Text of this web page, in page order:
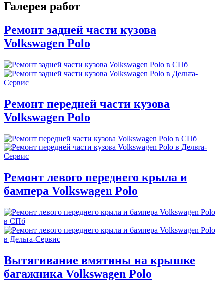
Галерея работ
Ремонт задней части кузова
Volkswagen Polo
Ремонт передней части кузова
Volkswagen Polo
Ремонт левого переднего крыла и
бампера Volkswagen Polo
Вытягивание вмятины на крышке
багажника Volkswagen Polo